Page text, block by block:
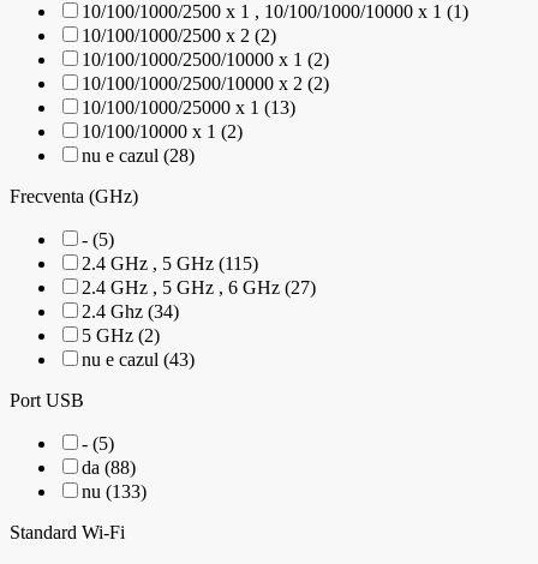
10/100/1000/2500 x 1 , 10/100/1000/10000 x 1 (1)
10/100/1000/2500 x 2 (2)
10/100/1000/2500/10000 x 1 (2)
10/100/1000/2500/10000 x 2 (2)
10/100/1000/25000 x 1 (13)
10/100/10000 x 1 (2)
nu e cazul (28)
Frecventa (GHz)
- (5)
2.4 GHz , 5 GHz (115)
2.4 GHz , 5 GHz , 6 GHz (27)
2.4 Ghz (34)
5 GHz (2)
nu e cazul (43)
Port USB
- (5)
da (88)
nu (133)
Standard Wi-Fi